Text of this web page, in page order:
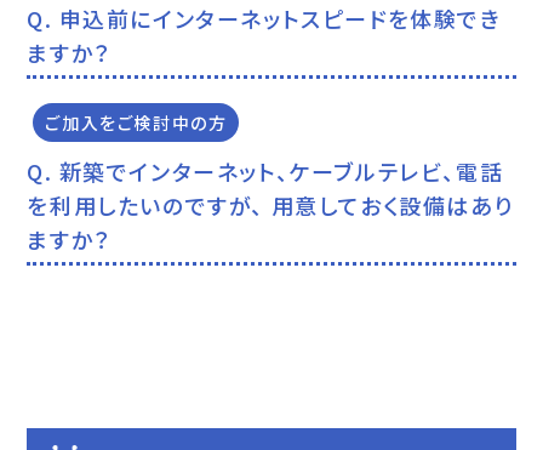
申込前にインターネットスピードを体験でき
ますか？
ご加入をご検討中の方
新築でインターネット、ケーブルテレビ、電話
を利用したいのですが、 用意しておく設備はあり
ますか？